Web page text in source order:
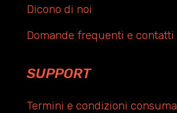
Dicono di noi
Domande frequenti e contatti
SUPPORT
Termini e condizioni